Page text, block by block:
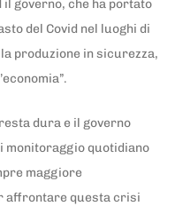
governo, che ha portato
del Covid nel luoghi di
produzione in sicurezza,
dura e il governo
monitoraggio quotidiano
maggiore
affrontare questa crisi